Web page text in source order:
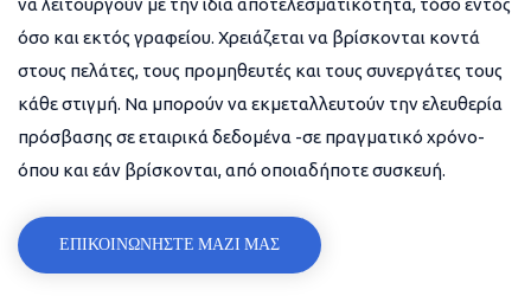
να λειτουργούν με την ίδια αποτελεσματικότητα, τόσο εντός
όσο και εκτός γραφείου. Χρειάζεται να βρίσκονται κοντά
στους πελάτες, τους προμηθευτές και τους συνεργάτες τους
κάθε στιγμή. Να μπορούν να εκμεταλλευτούν την ελευθερία
πρόσβασης σε εταιρικά δεδομένα -σε πραγματικό χρόνο-
όπου και εάν βρίσκονται, από οποιαδήποτε συσκευή.
ΕΠΙΚΟΙΝΩΝΗΣΤΕ ΜΑΖΙ ΜΑΣ